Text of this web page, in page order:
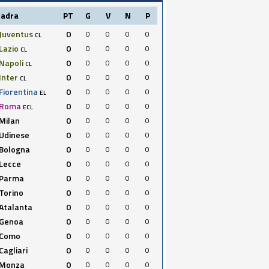
PT G V N P
Juventus CL 0 0 0 0
0
Lazio CL 0 0 0 0
0
Napoli CL 0 0 0 0
0
Inter CL 0 0 0 0
0
Fiorentina EL 0 0 0 0
0
Roma ECL 0 0 0 0
0
Milan 0 0 0 0
0
Udinese 0 0 0 0
0
Bologna 0 0 0 0
0
Lecce 0 0 0 0
0
Parma 0 0 0 0
0
Torino 0 0 0 0
0
0 0 0 0
0
Genoa 0 0 0 0
0
Como 0 0 0 0
0
Cagliari 0 0 0 0
0
Monza 0 0 0 0 0